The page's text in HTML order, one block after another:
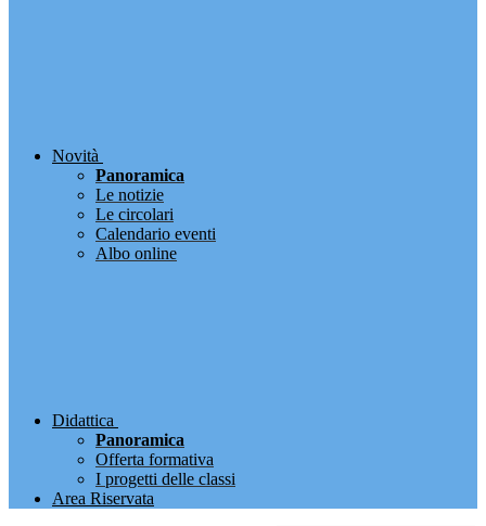
Novità
Panoramica
Le notizie
Le circolari
Calendario eventi
Albo online
Didattica
Panoramica
Offerta formativa
I progetti delle classi
Area Riservata